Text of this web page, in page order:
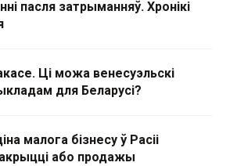
пасля затрыманняў. Хронікі
Ці можа венесуэльскі
для Беларусі?
малога бізнесу ў Расіі
або продажы